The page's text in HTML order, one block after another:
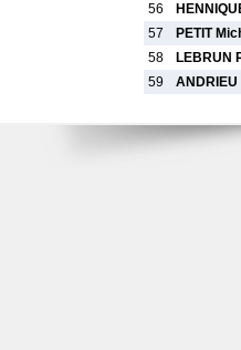
56
57
PETIT
58
LEBRUN
59